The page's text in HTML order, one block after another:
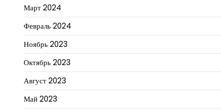
Март 2024
Февраль 2024
Ноябрь 2023
Октябрь 2023
Август 2023
Май 2023